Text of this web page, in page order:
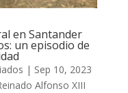
en Santander
un episodio de
| Sep 10, 2023
Alfonso XIII